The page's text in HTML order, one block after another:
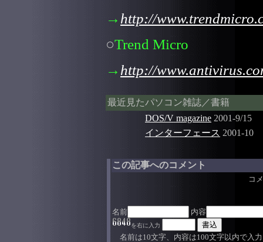
→ http://
○Trend Micro
→ http://
最近見たパソコン雑誌／書籍
DOS/V magazine 2001-9/15
インターフェース 2001-10
この記事へのコメント
コ
名前 内容
を右に入力
名前は10文字、内容は100文字以内で入